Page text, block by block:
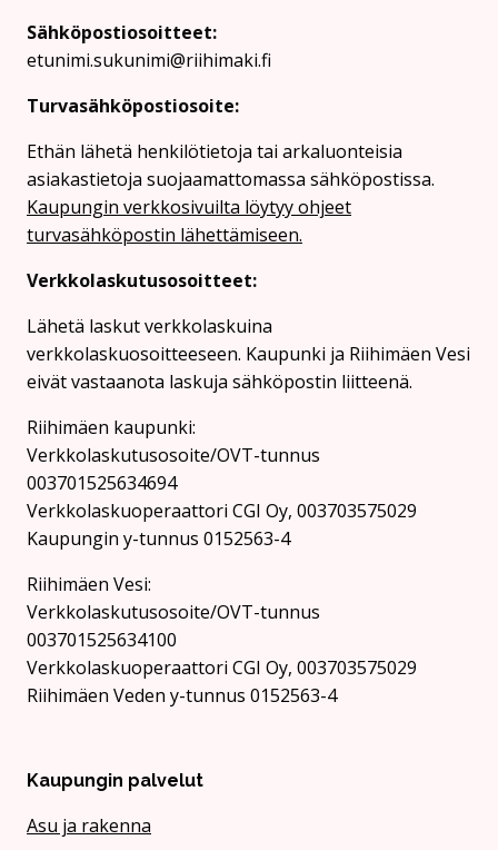
Sähköpostiosoitteet:
etunimi.sukunimi@riihimaki.fi
Turvasähköpostiosoite:
Ethän lähetä henkilötietoja tai arkaluonteisia
asiakastietoja suojaamattomassa sähköpostissa.
Kaupungin verkkosivuilta löytyy ohjeet
turvasähköpostin lähettämiseen.
Verkkolaskutusosoitteet:
Lähetä laskut verkkolaskuina
verkkolaskuosoitteeseen. Kaupunki ja Riihimäen Vesi
eivät vastaanota laskuja sähköpostin liitteenä.
Riihimäen kaupunki:
Verkkolaskutusosoite/OVT-tunnus
003701525634694
Verkkolaskuoperaattori CGI Oy, 003703575029
Kaupungin y-tunnus 0152563-4
Rii­hi­mäen Vesi:
Verkkolaskutusosoite/OVT-tunnus
003701525634100
Verkkolaskuoperaattori CGI Oy, 003703575029
Riihimäen Veden y-tunnus 0152563-4
Kaupungin palvelut
Asu ja rakenna